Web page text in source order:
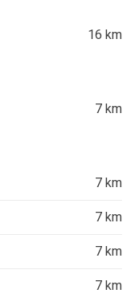
16 km
7 km
7 km
7 km
7 km
7 km